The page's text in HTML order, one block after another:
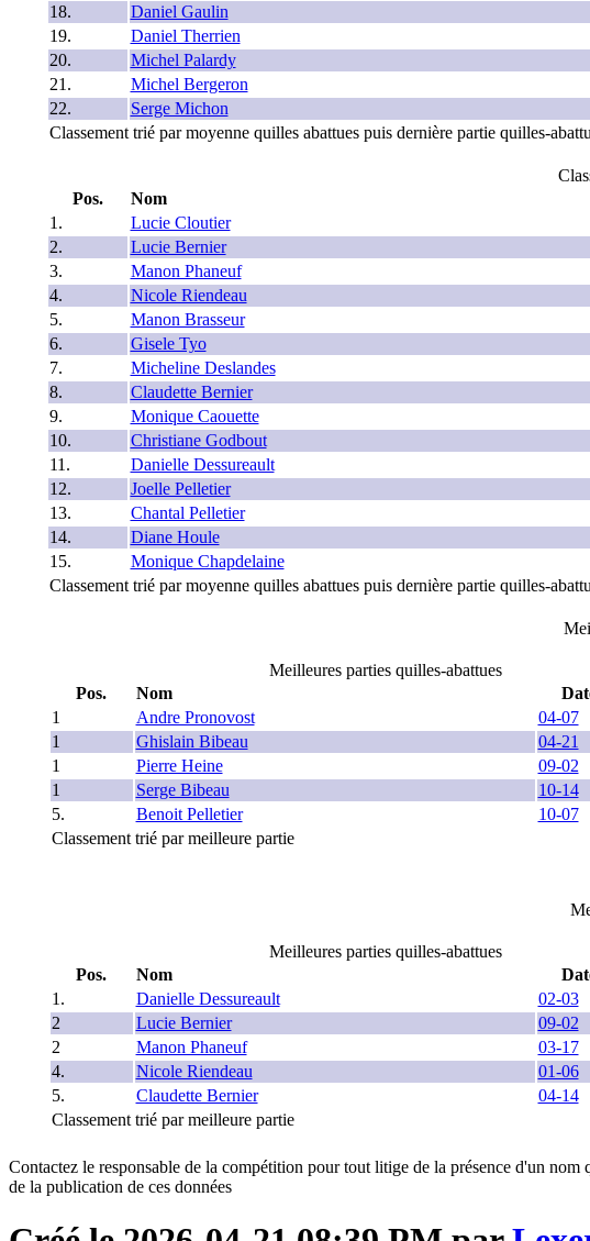
18.
Daniel Gaulin
19.
Daniel Therrien
20.
Michel Palardy
21.
Michel Bergeron
22.
Serge Michon
Classement trié par moyenne quilles abattues puis dernière partie quilles-
Pos.
Nom
1.
Lucie Cloutier
2.
Lucie Bernier
3.
Manon Phaneuf
4.
Nicole Riendeau
5.
Manon Brasseur
6.
Gisele Tyo
7.
Micheline Deslandes
8.
Claudette Bernier
9.
Monique Caouette
10.
Christiane Godbout
11.
Danielle Dessureault
12.
Joelle Pelletier
13.
Chantal Pelletier
14.
Diane Houle
15.
Monique Chapdelaine
Classement trié par moyenne quilles abattues puis dernière partie quilles-
Meilleures parties quilles-abattues
Pos.
Nom
1
Andre Pronovost 04-07
1
Ghislain Bibeau 04-21
1
Pierre Heine 09-02
1
Serge Bibeau 10-14
5.
Benoit Pelletier 10-07
Classement trié par meilleure partie
Meilleures parties quilles-abattues
Pos.
Nom
1.
Danielle Dessureault 02-03
2
Lucie Bernier 09-02
2
Manon Phaneuf 03-17
4.
Nicole Riendeau 01-06
5.
Claudette Bernier 04-14
Classement trié par meilleure partie
Contactez le responsable de la compétition pour tout litige de la présence d'un
de la publication de ces données